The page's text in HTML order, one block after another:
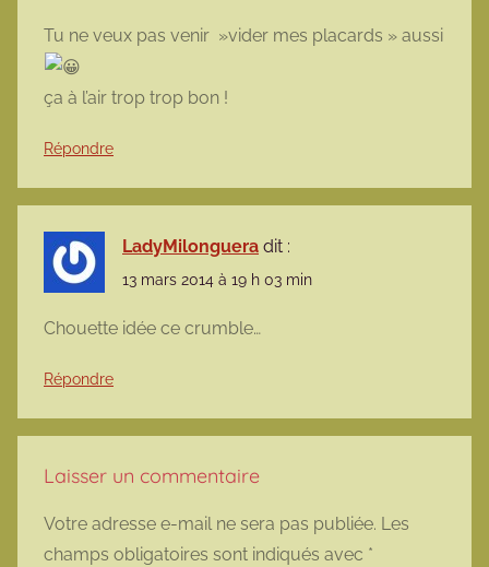
Tu ne veux pas venir »vider mes placards » aussi
ça à l’air trop trop bon !
Répondre
LadyMilonguera dit :
13 mars 2014 à 19 h 03 min
Chouette idée ce crumble…
Répondre
Laisser un commentaire
Votre adresse e-mail ne sera pas publiée. Les
champs obligatoires sont indiqués avec *